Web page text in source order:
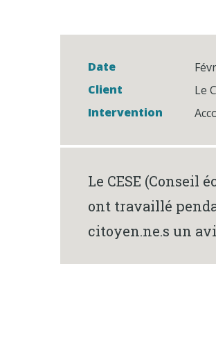
Date
Client
Le
Intervention
Le CESE (Conseil
ont travaillé
citoyen.ne.s un